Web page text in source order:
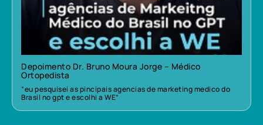
Depoimento Dr. Bruno Moura Jorge – Médico
Ortopedista
“eu pesquisei as pincipais agencias de marketing medico do
Brasil no gpt e escolhi a WE”